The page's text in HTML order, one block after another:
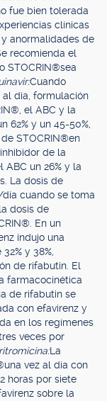
fue bien tolerada
clínicas
y anormalidades de
recomienda el
STOCRIN®sea
Cuando
al día, formulación
el ABC y la
62% y un 45-50%,
STOCRIN®en
de la
ABC un 26% y la
La dosis de
cuando se toma
dosis de
En un
indujo una
y 38%,
de rifabutin. El
farmacocinética
de rifabutin se
con efavirenz y
en los regímenes
veces por
La
vez al día con
horas por siete
sobre la